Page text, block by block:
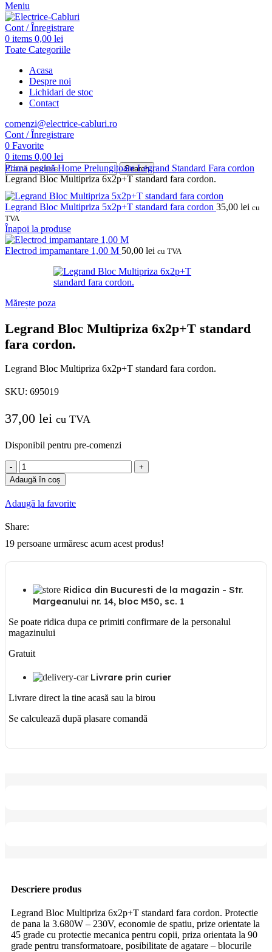
Meniu
Cont / Înregistrare
0 items 0,00 lei
Toate Categoriile
Acasa
Despre noi
Lichidari de stoc
Contact
comenzi@electrice-cabluri.ro
Cont / Înregistrare
0 Favorite
0 items 0,00 lei
Search
Prima paginăHome PrelungitoareLegrand Standard Fara cordon
Legrand Bloc Multipriza 6x2p+T standard fara cordon.
Legrand Bloc Multipriza 5x2p+T standard fara cordon 35,00 lei cu
TVA
Înapoi la produse
Electrod impamantare 1,00 M 50,00 lei cu TVA
Mărește poza
Legrand Bloc Multipriza 6x2p+T standard
fara cordon.
Legrand Bloc Multipriza 6x2p+T standard fara cordon.
SKU: 695019
37,00 lei cu TVA
Disponibil pentru pre-comenzi
Cantitate
Legrand
Bloc
Multipriza
6x2p+T
fara
cordon.
Adaugă în coș
Adaugă la favorite
Share:
19 persoane urmăresc acum acest produs!
Ridica din Bucuresti de la magazin - Str.
Margeanului nr. 14, bloc M50, sc. 1
Se poate ridica dupa ce primiti confirmare de la personalul
magazinului
Gratuit
Livrare prin curier
Livrare direct la tine acasă sau la birou
Se calculează după plasare comandă
Descriere produs
Legrand Bloc Multipriza 6x2p+T standard fara cordon. Protectie
de pana la 3.680W – 230V, economie de spatiu, prize orientate la
45 grade cu protectie mecanica pentru copii, priza orientata la 90
grade pentru transformatoare, posibilitate de agatare – blocurile